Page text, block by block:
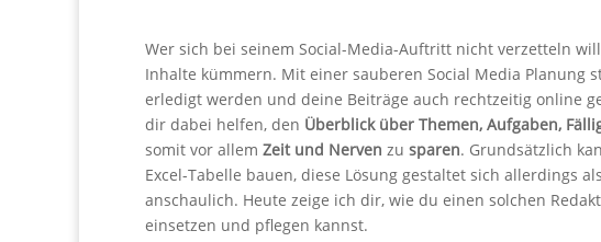
Wer sich bei seinem Social-Media-Auftritt nicht verzetteln
Inhalte kümmern. Mit einer sauberen Social Media Planung
erledigt werden und deine Beiträge auch rechtzeitig online
dir dabei helfen, den Überblick über Themen, Aufgaben,
somit vor allem Zeit und Nerven zu sparen. Grundsätzlich
Excel-Tabelle bauen, diese Lösung gestaltet sich allerdings
anschaulich. Heute zeige ich dir, wie du einen solchen
einsetzen und pflegen kannst.